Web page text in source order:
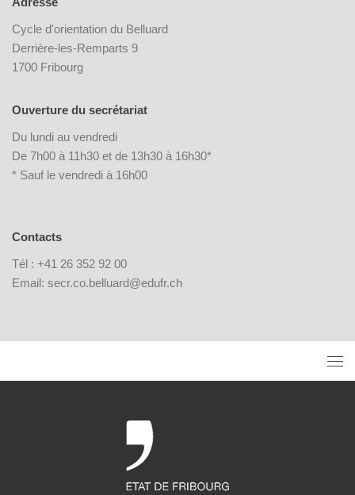
Cycle d'orientation du Belluard
Derrière-les-Remparts 9
1700 Fribourg
Ouverture du secrétariat
Du lundi au vendredi
De 7h00 à 11h30 et de 13h30 à 16h30*
* Sauf le vendredi à 16h00
Contacts
Tél : +41 26 352 92 00
Email: secr.co.belluard@edufr.ch